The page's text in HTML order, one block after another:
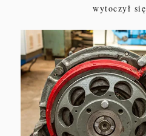
wytoczył